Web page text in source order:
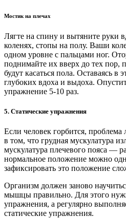
Мостик на плечах
Лягте на спину и вытяните руки
коленях, стопы на полу. Ваши
одном уровне с пальцами ног.
поднимайте их вверх до тех пор,
будут касаться пола. Оставаясь в
глубоких вдоха и выдоха.
упражнение 5-10 раз.
5. Статические упражнения
Если человек горбится, проблема
в том, что грудная мускулатура
мускулатура плечевого пояса —
нормальное положение можно
зафиксировать это положение
Организм должен заново
мышцы правильно. Для этого
упражнения, а регулярно
статические упражнения.